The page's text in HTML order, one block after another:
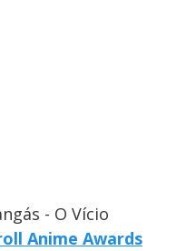
- O Vício
Anime Awards